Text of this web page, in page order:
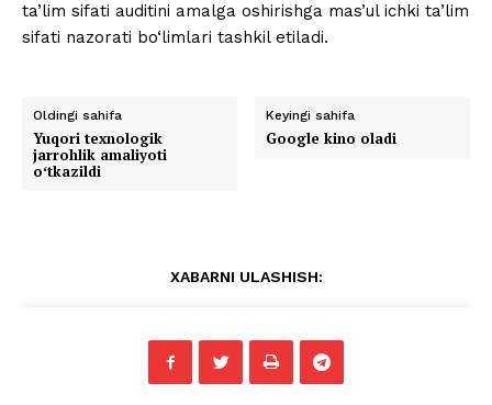
ta’lim sifati auditini amalga oshirishga mas’ul ichki ta’lim
sifati nazorati bo‘limlari tashkil etiladi.
Oldingi sahifa
Yuqori tеxnologik
jarrohlik amaliyoti
oʻtkazildi
Keyingi sahifa
Google kino oladi
XABARNI ULASHISH: